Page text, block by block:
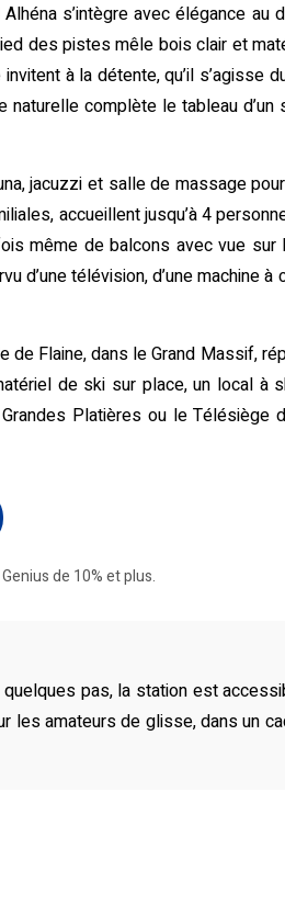
s’intègre avec élégance au
des pistes mêle bois clair et
à la détente, qu’il s’agisse
complète le tableau d’un
jacuzzi et salle de massage
accueillent jusqu’à 4
même de balcons avec vue
télévision, d’une machine à
Flaine, dans le Grand Massif,
de ski sur place, un local à
Platières ou le Télésiège
de 10% et plus.
pas, la station est
les amateurs de glisse, dans un